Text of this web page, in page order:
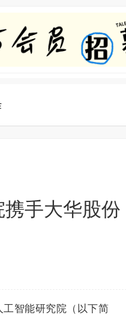
手大华股份
智能研究院（以下简